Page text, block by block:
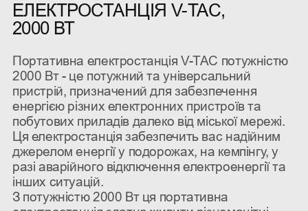
ЕЛЕКТРОСТАНЦІЯ V-TAC,
2000 ВТ
Портативна електростанція V-TAC потужністю
2000 Вт - це потужний та універсальний
пристрій, призначений для забезпечення
енергією різних електронних пристроїв та
побутових приладів далеко від міської мережі.
Ця електростанція забезпечить вас надійним
джерелом енергії у подорожах, на кемпінгу, у
разі аварійного відключення електроенергії та
інших ситуацій.
З потужністю 2000 Вт ця портативна